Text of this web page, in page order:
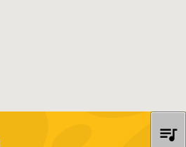
queue_music